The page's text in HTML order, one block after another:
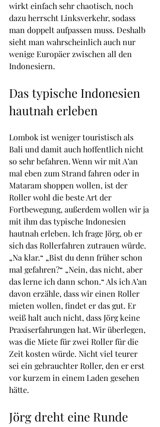
wirkt einfach sehr chaotisch, noch
dazu herrscht Linksverkehr, sodass
man doppelt aufpassen muss. Deshalb
sieht man wahrscheinlich auch nur
wenige Europäer zwischen all den
Indonesiern.
Das typische Indonesien
hautnah erleben
Lombok ist weniger touristisch als
Bali und damit auch hoffentlich nicht
so sehr befahren. Wenn wir mit A’an
mal eben zum Strand fahren oder in
Mataram shoppen wollen, ist der
Roller wohl die beste Art der
Fortbewegung, außerdem wollen wir ja
mit ihm das typische Indonesien
hautnah erleben. Ich frage Jörg, ob er
sich das Rollerfahren zutrauen würde.
„Na klar.“ „Bist du denn früher schon
mal gefahren?“ „Nein, das nicht, aber
das lerne ich dann schon.“ Als ich A’an
davon erzähle, dass wir einen Roller
mieten wollen, findet er das gut. Er
weiß halt auch nicht, dass Jörg keine
Praxiserfahrungen hat. Wir überlegen,
was die Miete für zwei Roller für die
Zeit kosten würde. Nicht viel teurer
sei ein gebrauchter Roller, den er erst
vor kurzem in einem Laden gesehen
hätte.
Jörg dreht eine Runde